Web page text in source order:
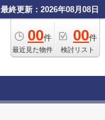
最終更新：2026年08月08日
00件
最近見た物件
00件
検討リスト